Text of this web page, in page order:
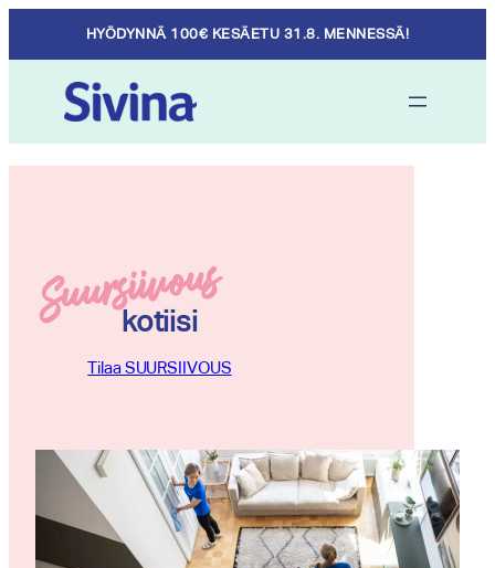
content
HYÖDYNNÄ 100€ KESÄETU 31.8. MENNESSÄ!
Suursiivous
kotiisi
Tilaa SUURSIIVOUS